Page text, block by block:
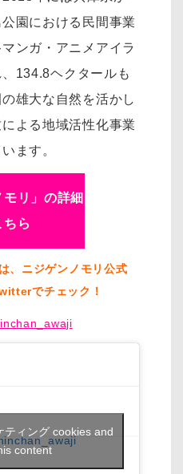
園における民間事業
ンガ・アニメアイラ
134.8ヘクタールも
雄大な自然を活かし
よる地域活性化事業
ます。
モリ」の詳細
ちら
、ニジゲンノモリ公式
でチェック！
ティング cookies and
content